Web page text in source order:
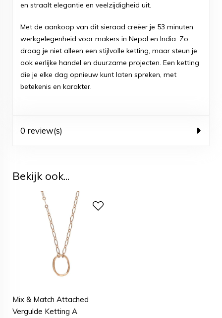
en straalt elegantie en veelzijdigheid uit.
Met de aankoop van dit sieraad creëer je 53 minuten
werkgelegenheid voor makers in Nepal en India. Zo
draag je niet alleen een stijlvolle ketting, maar steun je
ook eerlijke handel en duurzame projecten. Een ketting
die je elke dag opnieuw kunt laten spreken, met
betekenis en karakter.
0 review(s)
Bekijk ook...
Mix & Match Attached
Vergulde Ketting A